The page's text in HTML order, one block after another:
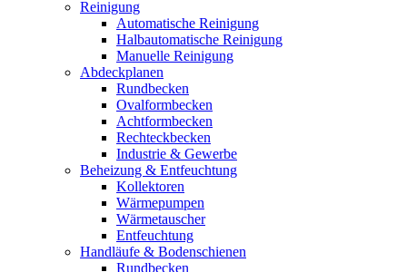
Reinigung
Automatische Reinigung
Halbautomatische Reinigung
Manuelle Reinigung
Abdeckplanen
Rundbecken
Ovalformbecken
Achtformbecken
Rechteckbecken
Industrie & Gewerbe
Beheizung & Entfeuchtung
Kollektoren
Wärmepumpen
Wärmetauscher
Entfeuchtung
Handläufe & Bodenschienen
Rundbecken